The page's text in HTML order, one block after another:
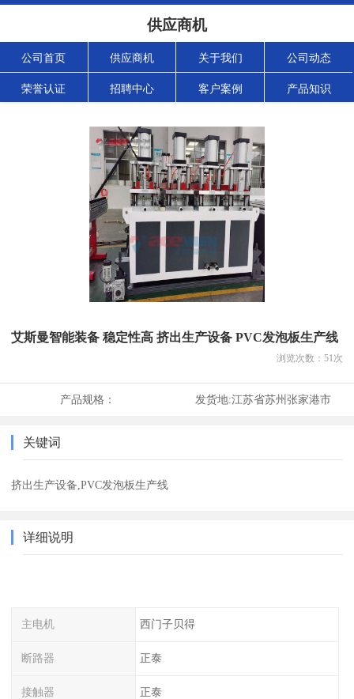
供应商机
公司首页 供应商机 关于我们 公司动态
荣誉认证 招聘中心 客户案例 产品知识
艾斯曼智能装备 稳定性高 挤出生产设备 PVC发泡板生产线
浏览次数： 51次
产品规格： 发货地:江苏省苏州张家港市
关键词
挤出生产设备,PVC发泡板生产线
详细说明
主电机 西门子贝得
断路器 正泰
接触器 正泰